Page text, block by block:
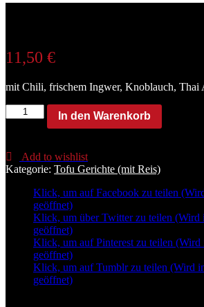
11,50 €
mit Chili, frischem Ingwer, Knoblauch, Thai
Tofu
Gemüse
A,B,D,I,K,O,P,V,Z
In den Warenkorb
Add to wishlist
Kategorie: Tofu Gerichte (mit Reis)
Klick, um auf Facebook zu teilen
geöffnet)
Klick, um über Twitter zu teilen (Wird
geöffnet)
Klick, um auf Pinterest zu teilen (Wird
geöffnet)
Klick, um auf Tumblr zu teilen (Wird
geöffnet)